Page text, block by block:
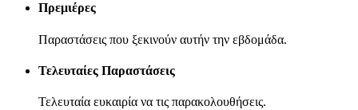
Πρεμιέρες
Παραστάσεις που ξεκινούν αυτήν την εβδομάδα.
Τελευταίες Παραστάσεις
Τελευταία ευκαιρία να τις παρακολουθήσεις.